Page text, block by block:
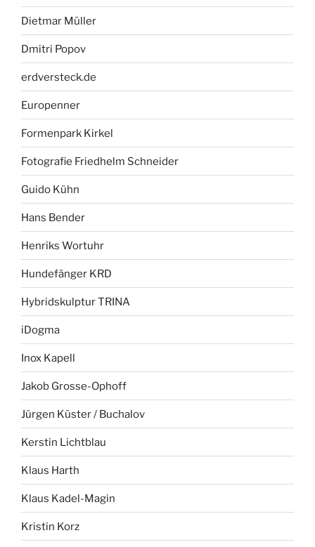
Dietmar Müller
Dmitri Popov
erdversteck.de
Europenner
Formenpark Kirkel
Fotografie Friedhelm Schneider
Guido Kühn
Hans Bender
Henriks Wortuhr
Hundefänger KRD
Hybridskulptur TRINA
iDogma
Inox Kapell
Jakob Grosse-Ophoff
Jürgen Küster / Buchalov
Kerstin Lichtblau
Klaus Harth
Klaus Kadel-Magin
Kristin Korz